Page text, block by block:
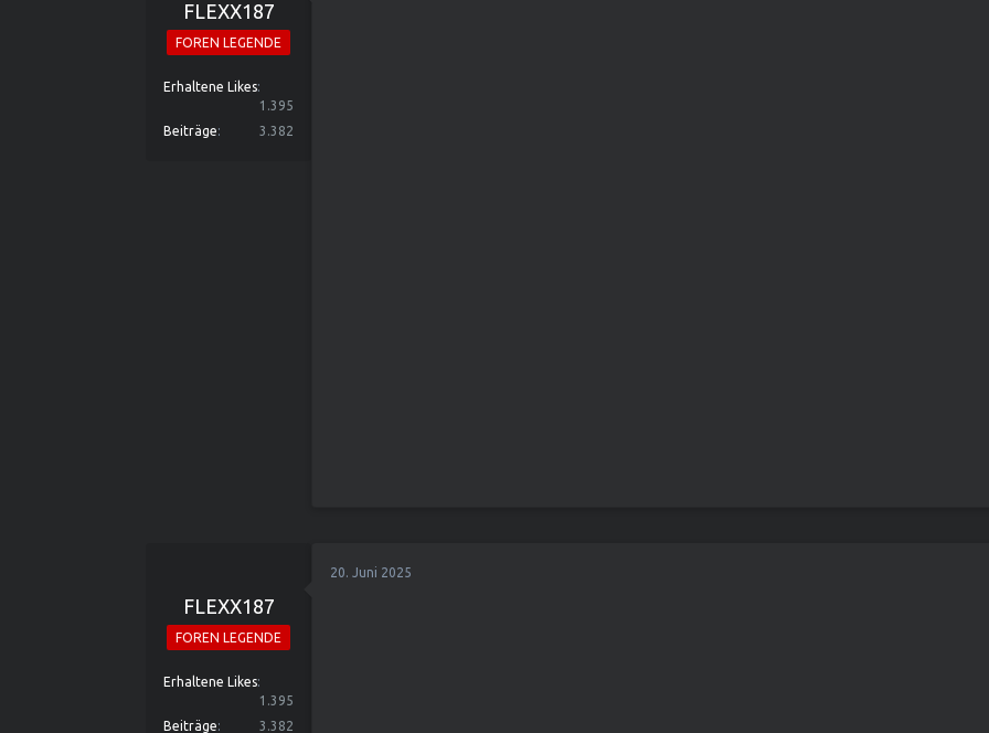
FLEXX187
FOREN LEGENDE
Erhaltene Likes
1.395
Beiträge
3.382
FLEXX187
FOREN LEGENDE
Erhaltene Likes
1.395
Beiträge
3.382
20. Juni 2025